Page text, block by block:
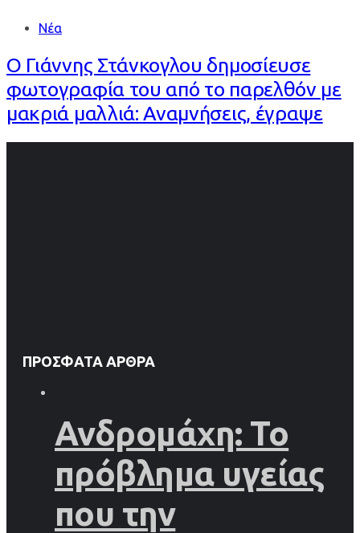
Νέα
Ο Γιάννης Στάνκογλου δημοσίευσε
φωτογραφία του από το παρελθόν με
μακριά μαλλιά: Αναμνήσεις, έγραψε
ΠΡΌΣΦΑΤΑ ΆΡΘΡΑ
Ανδρομάχη: Το
πρόβλημα υγείας
που την